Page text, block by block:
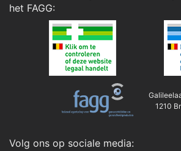
het FAGG:
1210
Volg ons op sociale media: